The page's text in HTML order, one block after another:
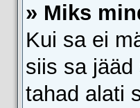
» Miks
Kui sa ei
siis sa
tahad alati